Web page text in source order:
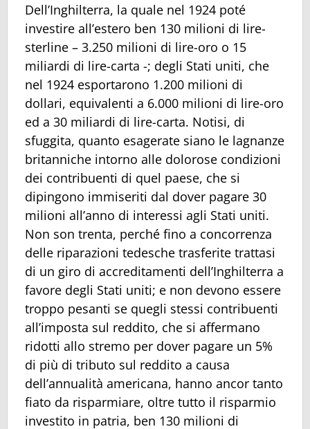
Dell’Inghilterra, la quale nel 1924 poté
investire all’estero ben 130 milioni di lire-
sterline – 3.250 milioni di lire-oro o 15
miliardi di lire-carta -; degli Stati uniti, che
nel 1924 esportarono 1.200 milioni di
dollari, equivalenti a 6.000 milioni di lire-oro
ed a 30 miliardi di lire-carta. Notisi, di
sfuggita, quanto esagerate siano le lagnanze
britanniche intorno alle dolorose condizioni
dei contribuenti di quel paese, che si
dipingono immiseriti dal dover pagare 30
milioni all’anno di interessi agli Stati uniti.
Non son trenta, perché fino a concorrenza
delle riparazioni tedesche trasferite trattasi
di un giro di accreditamenti dell’Inghilterra a
favore degli Stati uniti; e non devono essere
troppo pesanti se quegli stessi contribuenti
all’imposta sul reddito, che si affermano
ridotti allo stremo per dover pagare un 5%
di più di tributo sul reddito a causa
dell’annualità americana, hanno ancor tanto
fiato da risparmiare, oltre tutto il risparmio
investito in patria, ben 130 milioni di